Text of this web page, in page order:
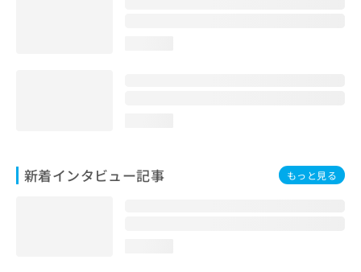
新着インタビュー記事 もっと見る